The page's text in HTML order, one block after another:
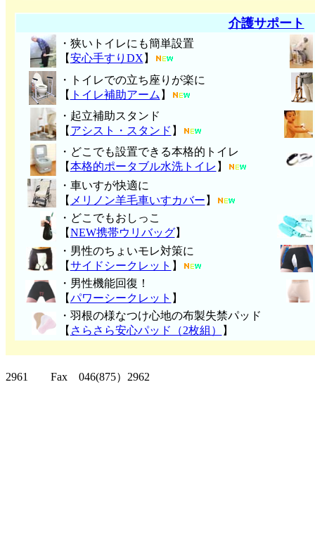
介護サポート
・狭いトイレにも簡単設置
【安心手すりDX 】
・トイレでの立ち座りが楽に
【 トイレ補助アーム 】
・起立補助スタンド
【 アシスト・スタンド 】
・どこでも設置できる本格的トイレ
【本格的ポータブル水洗トイレ 】
・車いすが快適に
【 メリノン羊毛車いすカバー 】
・どこでもおしっこ
【NEW携帯ウリバッグ】
・男性のちょいモレ対策に
【サイドシークレット 】
・男性機能回復！
【パワーシークレット 】
・ 羽根の様なつけ心地の布製失禁パッ ド
【 さらさら安心パッド（2枚組） 】
2961 Fax 046(875）2962